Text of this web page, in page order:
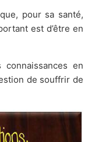
pour sa santé,
est d’être en
en
de souffrir de